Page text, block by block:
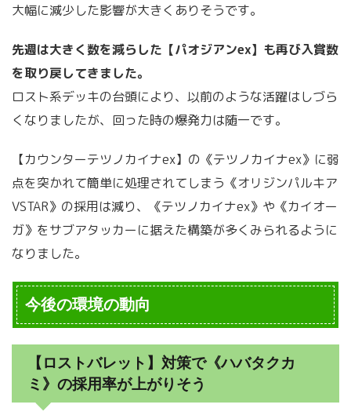
大幅に減少した影響が大きくありそうです。
先週は大きく数を減らした【パオジアンex】も再び入賞数
を取り戻してきました。
ロスト系デッキの台頭により、以前のような活躍はしづら
くなりましたが、回った時の爆発力は随一です。
【カウンターテツノカイナex】の《テツノカイナex》に弱
点を突かれて簡単に処理されてしまう《オリジンパルキア
VSTAR》の採用は減り、《テツノカイナex》や《カイオー
ガ》をサブアタッカーに据えた構築が多くみられるように
なりました。
今後の環境の動向
【ロストバレット】対策で《ハバタクカ
ミ》の採用率が上がりそう